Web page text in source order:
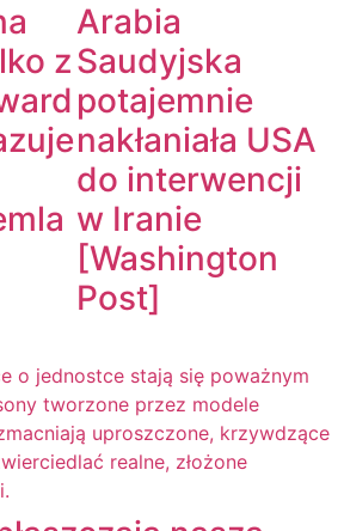
z
Arabia
Saudyjska
potajemnie
nakłaniała USA
do interwencji
w Iranie
[Washington
Post]